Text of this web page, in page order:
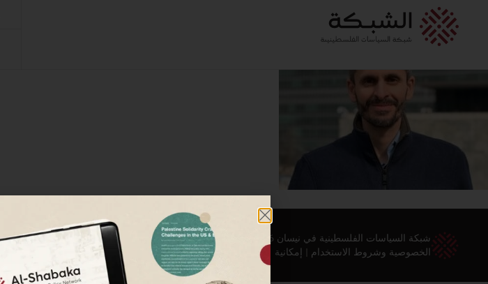
شبكة السياسات الفلسطينية في نيسان 2026 ©
الخصوصية وشروط الاستخدام
إمكانية